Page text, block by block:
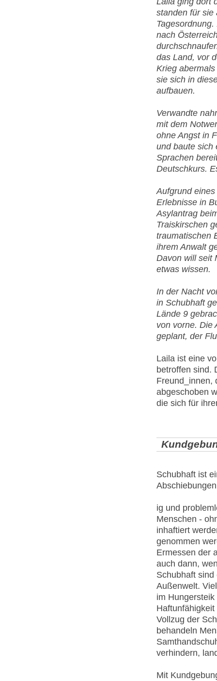
standen für sie
nach
das Land, vor
Krieg
sie sich in
aufbauen.
Verwandte
mit dem
ohne Angst in
und baute sich
Sprachen
Deutschkurs.
Aufgrund
Erlebnisse in
Asylantrag
Traiskirschen
traumatischen
ihrem Anwalt
Davon will seit
etwas wissen.
In der Nacht
in Schubhaft
Lände 9
von vorne. Die
geplant, der
Laila ist eine
betroffen sind.
Freund_innen,
abgeschoben
die sich für
Schubhaft ist
ig und
Menschen -
inhaftiert
genommen
Ermessen der
auch dann,
Schubhaft
Außenwelt.
im
Vollzug der
behandeln
verhindern,
Mit